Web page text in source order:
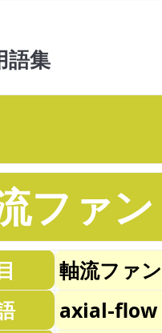
語集
ファン
軸流ファ
axial-